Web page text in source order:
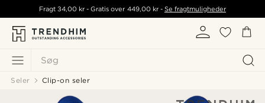
Søg
Fragt34,00 kr - Gratis over 449,00 kr- Se fragtmuligheder
Seler Clip-on seler